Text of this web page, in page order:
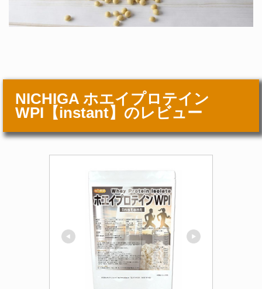
NICHIGA ホエイプロテイン
WPI【instant】のレビュー